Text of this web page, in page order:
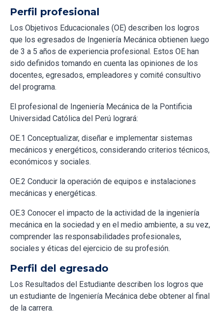
Perfil profesional
Los Objetivos Educacionales (OE) describen los logros
que los egresados de Ingeniería Mecánica obtienen luego
de 3 a 5 años de experiencia profesional. Estos OE han
sido definidos tomando en cuenta las opiniones de los
docentes, egresados, empleadores y comité consultivo
del programa.
El profesional de Ingeniería Mecánica de la Pontificia
Universidad Católica del Perú logrará:
OE.1 Conceptualizar, diseñar e implementar sistemas
mecánicos y energéticos, considerando criterios técnicos,
económicos y sociales.
OE.2 Conducir la operación de equipos e instalaciones
mecánicas y energéticas.
OE.3 Conocer el impacto de la actividad de la ingeniería
mecánica en la sociedad y en el medio ambiente, a su vez,
comprender las responsabilidades profesionales,
sociales y éticas del ejercicio de su profesión.
Perfil del egresado
Los Resultados del Estudiante describen los logros que
un estudiante de Ingeniería Mecánica debe obtener al final
de la carrera.